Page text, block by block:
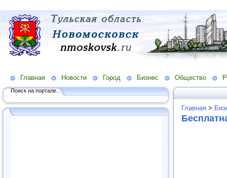
Главная Новости Город Бизнес Общество
Поиск на портале...
Главная >